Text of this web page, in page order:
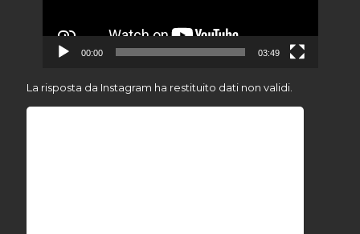
00:00 03:49
La risposta da Instagram ha restituito dati non validi.